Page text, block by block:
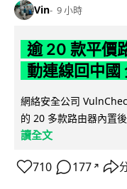
Vin 9 小時
逾 20 款平價
動連線回中國
網絡安全公司
的 20 多款路由器內置
讀全文
710 177 ↗